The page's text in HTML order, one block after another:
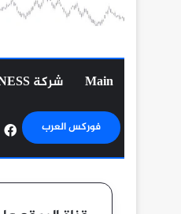
Main شركة EXNESS
فوركس العرب